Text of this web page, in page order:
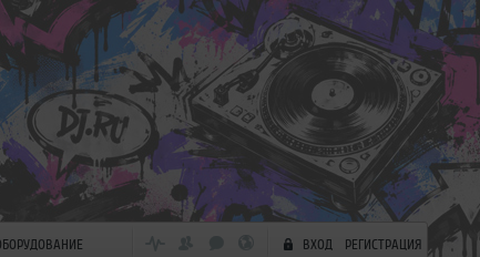
ВХОД РЕГИСТРАЦИЯ